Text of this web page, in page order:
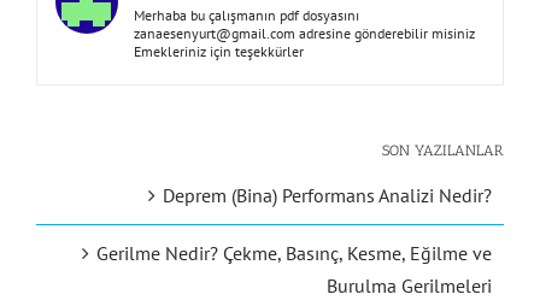
Merhaba bu çalışmanın pdf dosyasını
zanaesenyurt@gmail.com adresine gönderebilir misiniz
Emekleriniz için teşekkürler
SON YAZILANLAR
Deprem (Bina) Performans Analizi Nedir?
Gerilme Nedir? Çekme, Basınç, Kesme, Eğilme ve
Burulma Gerilmeleri